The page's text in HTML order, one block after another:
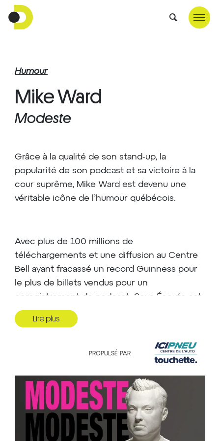
PROPULSÉ PAR
Mike Ward
Modeste
Humour
Grâce à la qualité de son stand-up, la
popularité de son podcast et sa victoire à la
cour suprême, Mike Ward est devenu une
véritable icône de l’humour québécois.
Avec plus de 100 millions de
téléchargements et une diffusion au Centre
Bell ayant fracassé un record Guinness pour
le plus de billets vendus pour un
enregistrement de podcast,
Sous Écoute est
non seulement le podcast d’humour
francophone le plus populaire au monde, mais
Noir, son dernier one-man-show, a été
encensé par la critique et lui a permis de
gagner tous les trophées possibles pour un
spectacle d’humour au Gala Les Olivier.
Lire plus